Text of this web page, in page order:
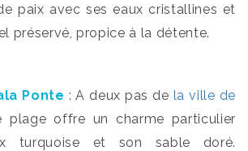
paix avec ses eaux cristallines et
préservé, propice à la détente.
Ponte : A deux pas de la ville de
plage offre un charme particulier
turquoise et son sable doré.